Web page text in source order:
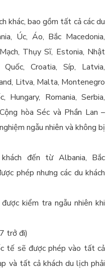
khác, bao gồm tất cả các du
Úc, Áo, Bắc Macedonia,
Thụy Sĩ, Estonia, Nhật
Croatia, Síp, Latvia,
Litva, Malta, Montenegro
Hungary, Romania, Serbia,
hòa Séc và Phần Lan –
ngẫu nhiên và không bị
đến từ Albania, Bắc
phép nhưng các du khách
kiểm tra ngẫu nhiên khi
trở đi)
tế sẽ được phép vào tất cả
và tất cả khách du lịch phải